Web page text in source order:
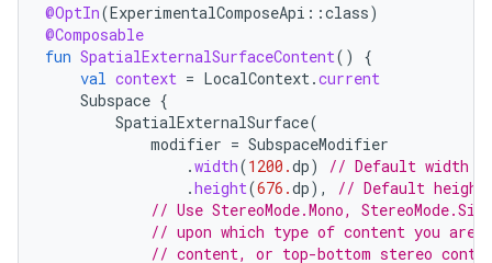
@OptIn(ExperimentalComposeApi ::class)
@Composable
fun SpatialExternalSurfaceContent()
{
val context = LocalContext .current
Subspace {
SpatialExternalSurface(
modifier = SubspaceModifier
.width(1200.dp)
// Default width
.height(676.dp),
// Default
// Use StereoMode.Mono,
// upon which type of content you are
// content, or top-bottom stereo